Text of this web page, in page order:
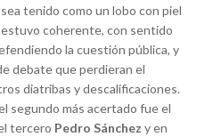
tenido como un lobo con piel
coherente, con sentido
la cuestión pública, y
debate que perdieran el
diatribas y descalificaciones.
segundo más acertado fue el
tercero Pedro Sánchez y en